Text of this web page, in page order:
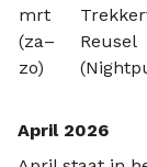
mrt
(za–
zo)
Reusel
April 2026